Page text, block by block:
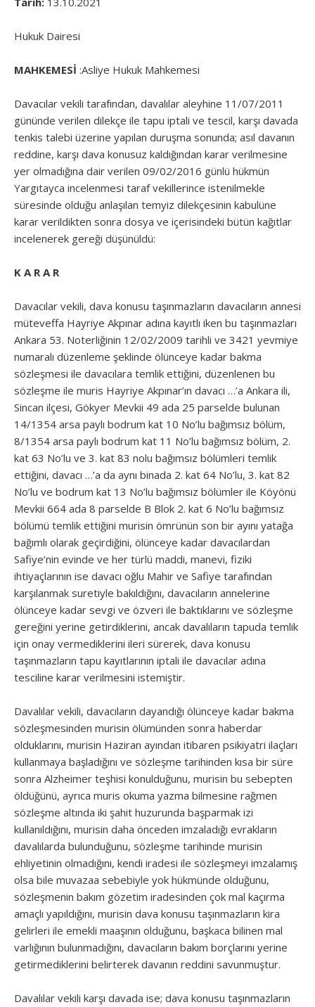
Hukuk Dairesi
MAHKEMESİ :Asliye Hukuk Mahkemesi
Davacılar vekili tarafından, davalılar aleyhine 11/07/2011
gününde verilen dilekçe ile tapu iptali ve tescil, karşı davada
tenkis talebi üzerine yapılan duruşma sonunda; asıl davanın
reddine, karşı dava konusuz kaldığından karar verilmesine
yer olmadığına dair verilen 09/02/2016 günlü hükmün
Yargıtayca incelenmesi taraf vekillerince istenilmekle
süresinde olduğu anlaşılan temyiz dilekçesinin kabulüne
karar verildikten sonra dosya ve içerisindeki bütün kağıtlar
incelenerek gereği düşünüldü:
K A R A R
Davacılar vekili, dava konusu taşınmazların davacıların annesi
müteveffa Hayriye Akpınar adına kayıtlı iken bu taşınmazları
Ankara 53. Noterliğinin 12/02/2009 tarihli ve 3421 yevmiye
numaralı düzenleme şeklinde ölünceye kadar bakma
sözleşmesi ile davacılara temlik ettiğini, düzenlenen bu
sözleşme ile muris Hayriye Akpınar’ın davacı …’a Ankara ili,
Sincan ilçesi, Gökyer Mevkii 49 ada 25 parselde bulunan
14/1354 arsa paylı bodrum kat 10 No’lu bağımsız bölüm,
8/1354 arsa paylı bodrum kat 11 No’lu bağımsız bölüm, 2.
kat 63 No’lu ve 3. kat 83 nolu bağımsız bölümleri temlik
ettiğini, davacı …’a da aynı binada 2. kat 64 No’lu, 3. kat 82
No’lu ve bodrum kat 13 No’lu bağımsız bölümler ile Köyönü
Mevkii 664 ada 8 parselde B Blok 2. kat 6 No’lu bağımsız
bölümü temlik ettiğini murisin ömrünün son bir ayını yatağa
bağımlı olarak geçirdiğini, ölünceye kadar davacılardan
Safiye’nin evinde ve her türlü maddi, manevi, fiziki
ihtiyaçlarının ise davacı oğlu Mahir ve Safiye tarafından
karşılanmak suretiyle bakıldığını, davacıların annelerine
ölünceye kadar sevgi ve özveri ile baktıklarını ve sözleşme
gereğini yerine getirdiklerini, ancak davalıların tapuda temlik
için onay vermediklerini ileri sürerek, dava konusu
taşınmazların tapu kayıtlarının iptali ile davacılar adına
tesciline karar verilmesini istemiştir.
Davalılar vekili, davacıların dayandığı ölünceye kadar bakma
sözleşmesinden murisin ölümünden sonra haberdar
olduklarını, murisin Haziran ayından itibaren psikiyatri ilaçları
kullanmaya başladığını ve sözleşme tarihinden kısa bir süre
sonra Alzheimer teşhisi konulduğunu, murisin bu sebepten
öldüğünü, ayrıca muris okuma yazma bilmesine rağmen
sözleşme altında iki şahit huzurunda başparmak izi
kullanıldığını, murisin daha önceden imzaladığı evrakların
davalılarda bulunduğunu, sözleşme tarihinde murisin
ehliyetinin olmadığını, kendi iradesi ile sözleşmeyi imzalamış
olsa bile muvazaa sebebiyle yok hükmünde olduğunu,
sözleşmenin bakım gözetim iradesinden çok mal kaçırma
amaçlı yapıldığını, murisin dava konusu taşınmazların kira
gelirleri ile emekli maaşının olduğunu, başkaca bilinen mal
varlığının bulunmadığını, davacıların bakım borçlarını yerine
getirmediklerini belirterek davanın reddini savunmuştur.
Davalılar vekili karşı davada ise; dava konusu taşınmazların